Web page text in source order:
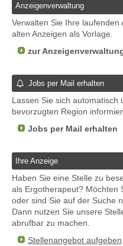
Anzeigenverwaltung
Verwalten Sie Ihre
alten Anzeigen als Vorlage.
zur
Jobs per Mail erhalten
Lassen Sie sich
bevorzugten Region
Jobs per Mail erhalten
Ihre Anzeige
Haben Sie eine Stelle zu
als Ergotherapeut? Möchten
oder sind Sie auf der Suche
Dann nutzen Sie unsere
abrufbar zu machen.
Stellenangebot aufgeben